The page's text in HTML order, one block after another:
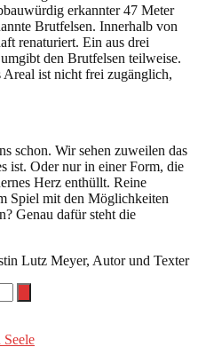
erkannter 47 Meter
Brutfelsen. Innerhalb von
renaturiert. Ein aus drei
den Brutfelsen teilweise.
ist nicht frei zugänglich,
schon. Wir sehen zuweilen das
ist. Oder nur in einer Form, die
Herz enthüllt. Reine
Spiel mit den Möglichkeiten
Genau dafür steht die
Lutz Meyer, Autor und Texter